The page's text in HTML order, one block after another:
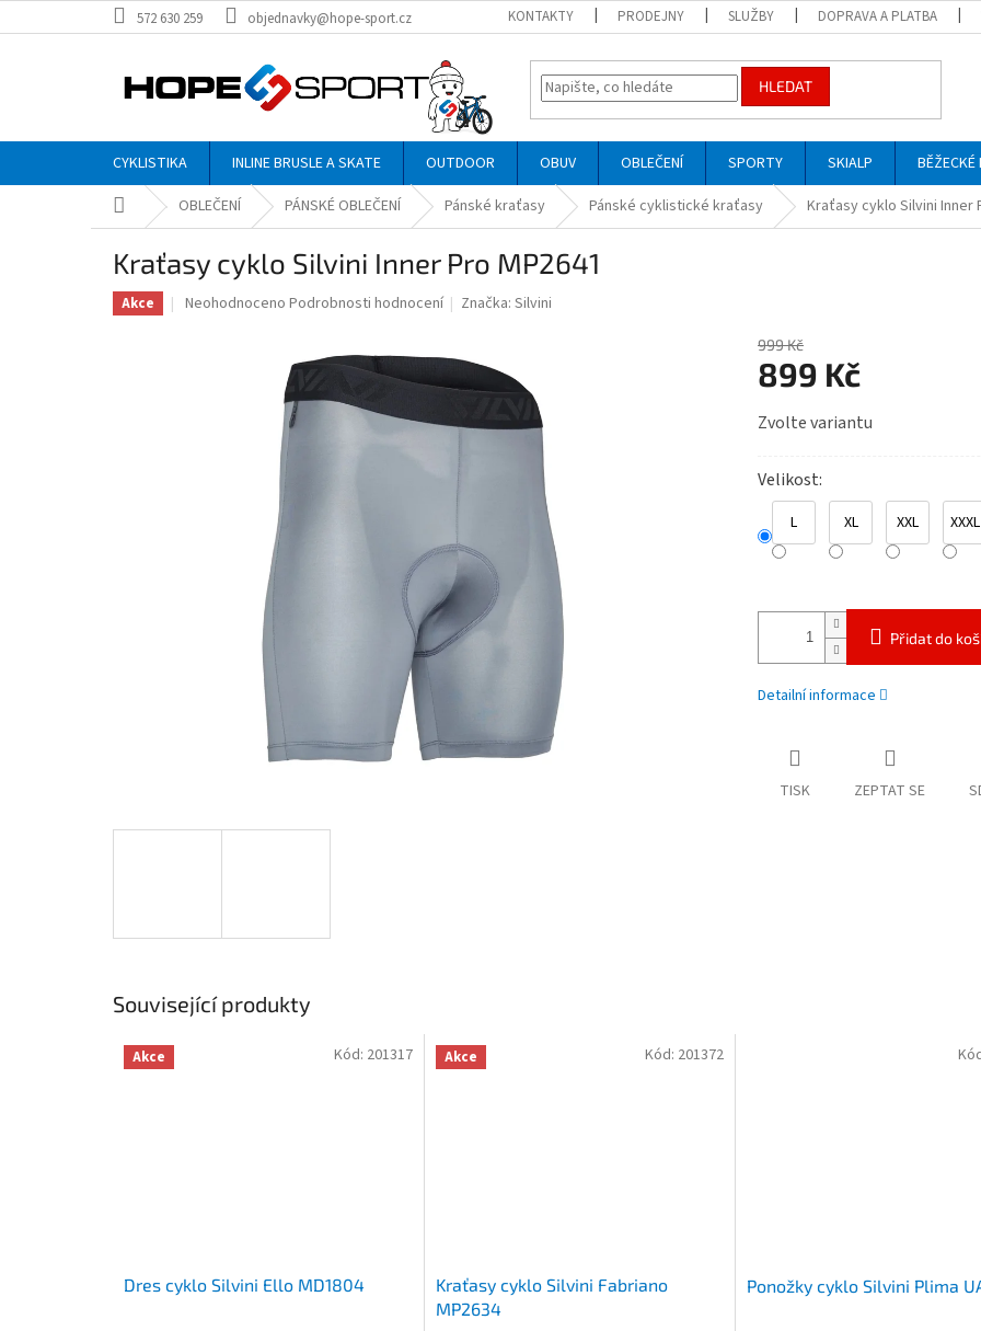
na
572 630 259 objednavky@hope-sport.cz KONTAKTY PRODEJNY SLUŽBY DOPRAVA A PLATBA
HLEDAT
CYKLISTIKA INLINE BRUSLE A SKATE OUTDOOR OBUV OBLEČENÍ SPORTY SKIALP BĚŽECKÉ
Domů OBLEČENÍ PÁNSKÉ OBLEČENÍ Pánské kraťasy Pánské cyklistické kraťasy Kraťasy cyklo Silvini Inner
Kraťasy cyklo Silvini Inner Pro MP2641
Akce
Průměrné
Neohodnoceno Podrobnosti hodnocení Značka:Silvini
999 Kč
899 Kč
cena:
Zvolte variantu
Velikost
L XL XXL XXXL
Přidat do
Detailní informace
TISK ZEPTAT SE
Související produkty
Akce
Dres cyklo Silvini Ello MD1804
Kód: 201317 Akce
Kraťasy cyklo Silvini Fabriano
MP2634
Kód: 201372
Ponožky cyklo Silvini Plima